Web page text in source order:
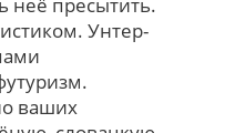
Унтер-
ваших